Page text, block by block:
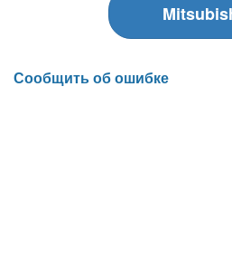
Сообщить об ошибке